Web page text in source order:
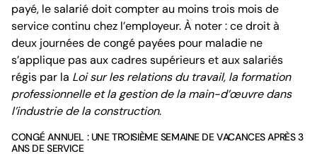
payé, le salarié doit compter au moins trois mois de
service continu chez l’employeur. À noter : ce droit à
deux journées de congé payées pour maladie ne
s’applique pas aux cadres supérieurs et aux salariés
régis par la Loi sur les relations du travail, la formation
professionnelle et la gestion de la main-d’œuvre dans
l’industrie de la construction.
CONGÉ ANNUEL : UNE TROISIÈME SEMAINE DE VACANCES APRÈS 3
ANS DE SERVICE